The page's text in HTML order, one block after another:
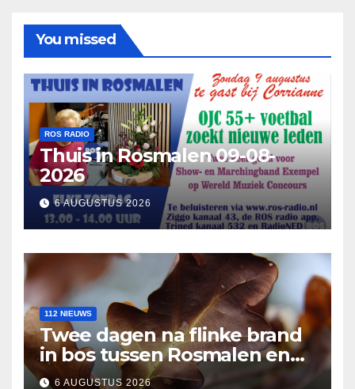
You missed
ROS RADIO
Thuis in Rosmalen 09-08-
2026
6 AUGUSTUS 2026
112 NIEUWS
Twee dagen na flinke brand
in bos tussen Rosmalen en
Nuland
6 AUGUSTUS 2026